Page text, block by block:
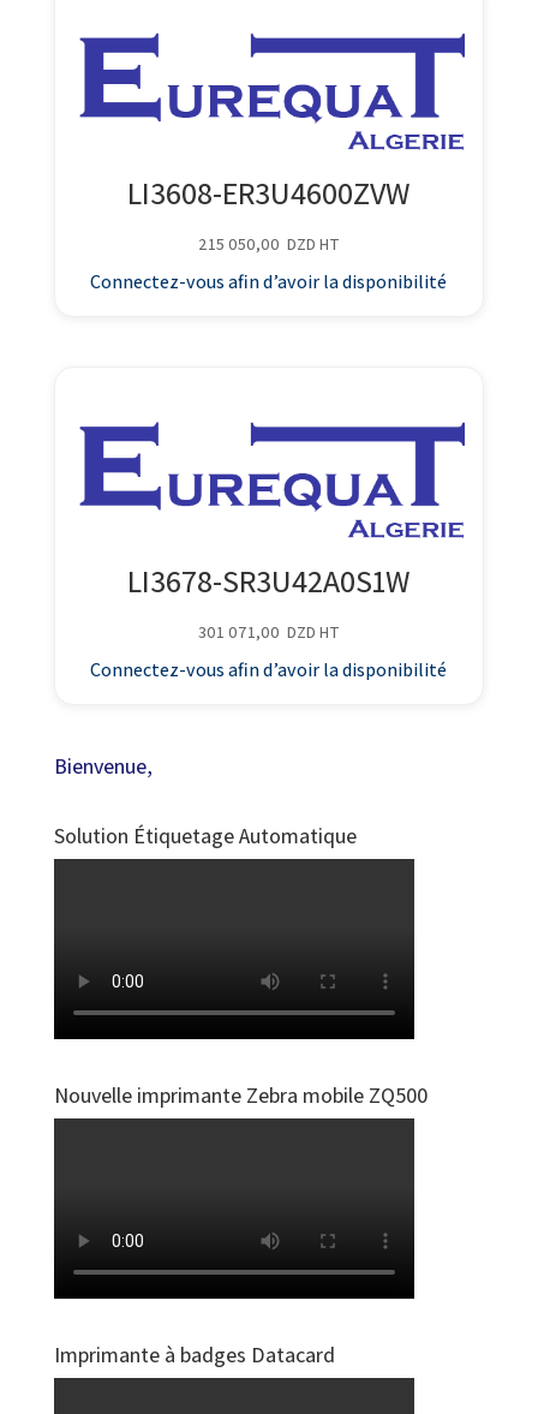
LI3608-ER3U4600ZVW
215 050,00 DZD HT
Connectez-vous afin d’avoir la disponibilité
LI3678-SR3U42A0S1W
301 071,00 DZD HT
Connectez-vous afin d’avoir la disponibilité
Bienvenue,
Solution Étiquetage Automatique
Nouvelle imprimante Zebra mobile ZQ500
Imprimante à badges Datacard